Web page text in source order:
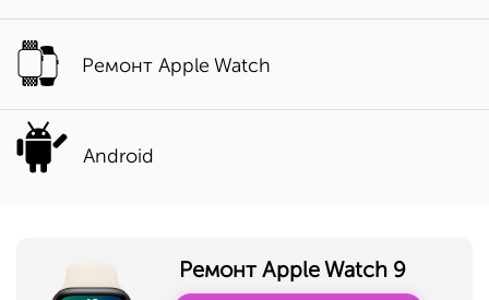
Ремонт Apple Watch
Android
Ремонт Apple Watch 9